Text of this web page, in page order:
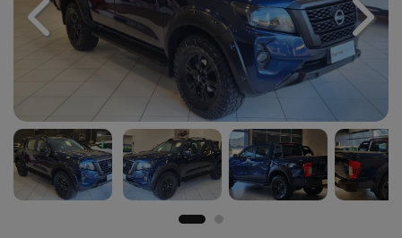
Previous Next